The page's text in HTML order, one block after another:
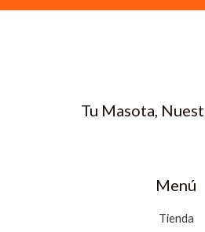
Tu Masota,
Menú
Tienda